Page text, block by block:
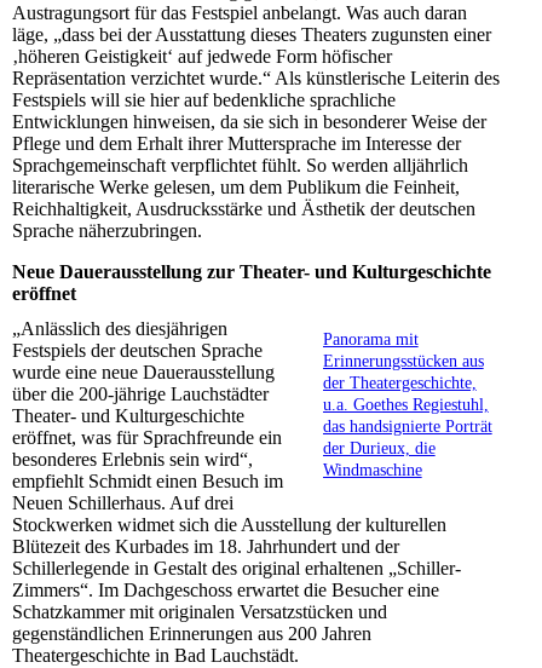
Austragungsort für das Festspiel anbelangt. Was auch daran
läge, „dass bei der Ausstattung dieses Theaters zugunsten einer
‚höheren Geistigkeit‘ auf jedwede Form höfischer
Repräsentation verzichtet wurde.“ Als künstlerische Leiterin des
Festspiels will sie hier auf bedenkliche sprachliche
Entwicklungen hinweisen, da sie sich in besonderer Weise der
Pflege und dem Erhalt ihrer Muttersprache im Interesse der
Sprachgemeinschaft verpflichtet fühlt. So werden alljährlich
literarische Werke gelesen, um dem Publikum die Feinheit,
Reichhaltigkeit, Ausdrucksstärke und Ästhetik der deutschen
Sprache näherzubringen.
Neue Dauerausstellung zur Theater- und Kulturgeschichte
eröffnet
Panorama mit
Erinnerungsstücken aus
der Theatergeschichte,
u.a. Goethes Regiestuhl,
das handsignierte Porträt
der Durieux, die
Windmaschine
„Anlässlich des diesjährigen
Festspiels der deutschen Sprache
wurde eine neue Dauerausstellung
über die 200-jährige Lauchstädter
Theater- und Kulturgeschichte
eröffnet, was für Sprachfreunde ein
besonderes Erlebnis sein wird“,
empfiehlt Schmidt einen Besuch im
Neuen Schillerhaus. Auf drei
Stockwerken widmet sich die Ausstellung der kulturellen
Blütezeit des Kurbades im 18. Jahrhundert und der
Schillerlegende in Gestalt des original erhaltenen „Schiller-
Zimmers“. Im Dachgeschoss erwartet die Besucher eine
Schatzkammer mit originalen Versatzstücken und
gegenständlichen Erinnerungen aus 200 Jahren
Theatergeschichte in Bad Lauchstädt.